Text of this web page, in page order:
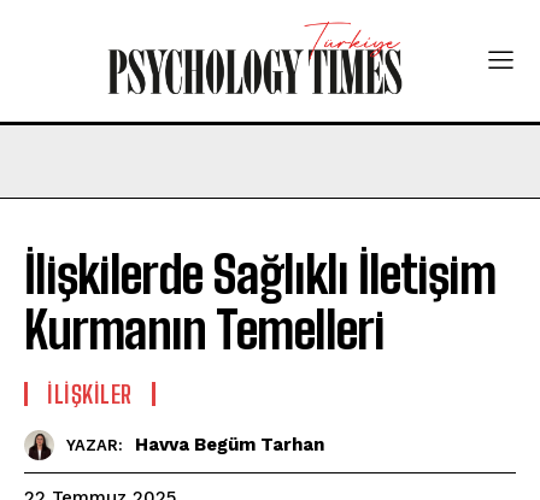
İlişkilerde Sağlıklı İletişim
Kurmanın Temelleri
İLIŞKILER
YAZAR: Havva Begüm Tarhan